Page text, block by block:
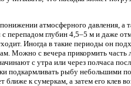
атмосферного давления, а
перепадом глубин 4,5–5 м и даже
Иногда в такие периоды он
Можно с вечера прикормить часть
с утра или через полчаса
подкармливать рыбу небольшими
ближе к сумеркам, а затем его клев